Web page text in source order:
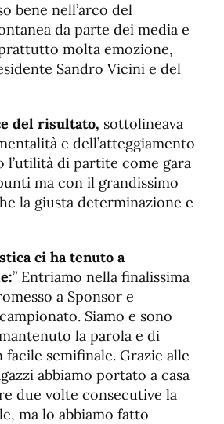
bene nell’arco del
da parte dei media e
molta emozione,
Sandro Vicini e del
del risultato, sottolineava
e dell’atteggiamento
l’utilità di partite come gara
ma con il grandissimo
la giusta determinazione e
ci ha tenuto a
” Entriamo nella finalissima
a Sponsor e
Siamo e sono
la parola e di
semifinale. Grazie alle
abbiamo portato a casa
due volte consecutive la
ma lo abbiamo fatto